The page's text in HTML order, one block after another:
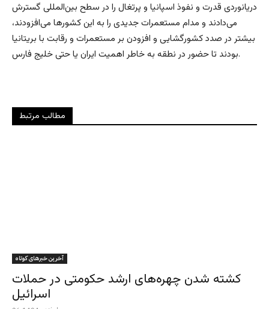
دریانوردی قدرت و نفوذ اسپانیا و پرتغال را در سطح بین‌المللی گسترش
می‌دادند و مدام مستعمرات جدیدی را به این کشورها می‌افزودند،
بیشتر در صدد کشورگشایی و افزودن بر مستعمرات و رقابت با بریتانیا
بودند تا حضور در نطقه به خاطر اهمیت ایران یا حتی خلیج فارس.
مطالب مرتبط
آخرین خبرهای کوتاه
کشته شدن چهره‌های ارشد حکومتی در حملات
اسرائیل